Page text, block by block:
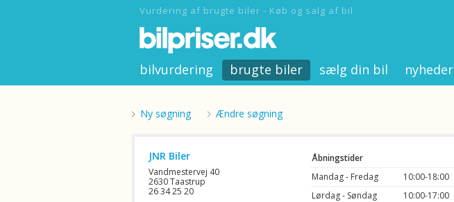
Vurdering af brugte biler - Køb og salg af bil
bilvurdering brugte biler sælg din bil nyheder
Ny søgning Ændre søgning
JNR Biler
Vandmestervej 40
2630 Taastrup
26 34 25 20
Åbningstider
Mandag - Fredag
10:00-18:00
Lørdag - Søndag
10:00-17:00